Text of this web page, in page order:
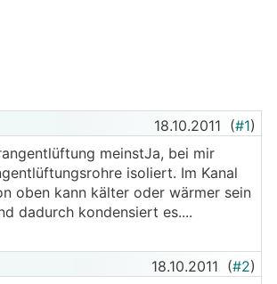
18.10.2011 (#1)
meinstJa, bei mir
isoliert. Im Kanal
oben kann kälter oder wärmer sein
dadurch kondensiert es....
18.10.2011 (#2)